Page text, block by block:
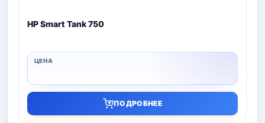
HP Smart Tank 750
ПОДРОБНЕЕ